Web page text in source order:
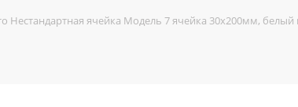
Нестандартная ячейка Модель 7 ячейка 30х200мм,